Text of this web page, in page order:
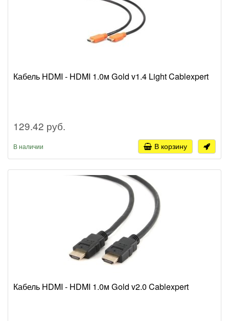
Кабель HDMI - HDMI 1.0м Gold v1.4 Light Cablexpert
129.42 руб.
В наличии В корзину
Кабель HDMI - HDMI 1.0м Gold v2.0 Cablexpert